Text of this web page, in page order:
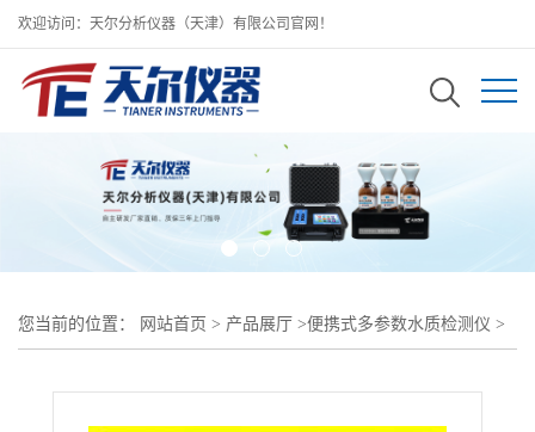
欢迎访问：天尔分析仪器（天津）有限公司官网！
您当前的位置： 网站首页 > 产品展厅 >便携式多参数水质检测仪 >